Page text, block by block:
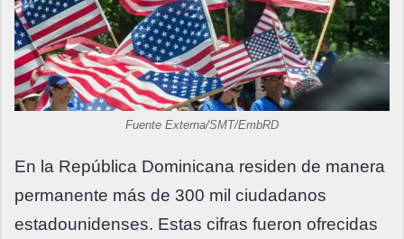
Fuente Externa/SMT/EmbRD
En la República Dominicana residen de manera
permanente más de 300 mil ciudadanos
estadounidenses. Estas cifras fueron ofrecidas